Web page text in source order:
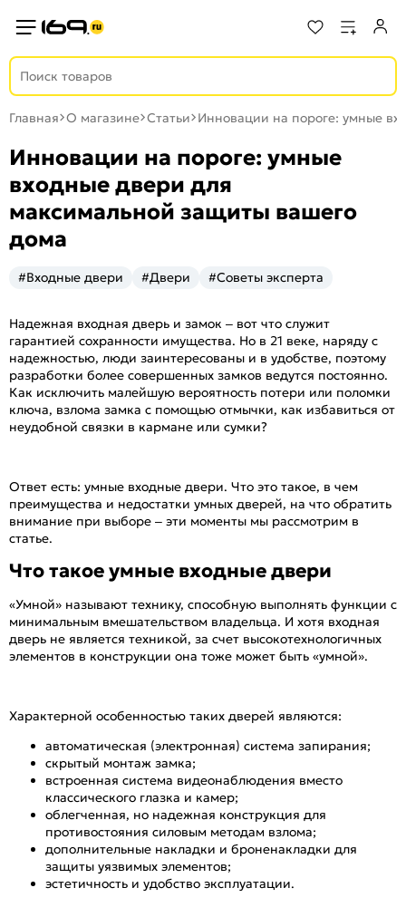
Главная О магазине Статьи Инновации на пороге: умные
Инновации на пороге: умные
входные двери для
максимальной защиты вашего
дома
#Входные двери #Двери #Советы эксперта
Надежная входная дверь и замок – вот что служит
гарантией сохранности имущества. Но в 21 веке, наряду с
надежностью, люди заинтересованы и в удобстве, поэтому
разработки более совершенных замков ведутся постоянно.
Как исключить малейшую вероятность потери или поломки
ключа, взлома замка с помощью отмычки, как избавиться от
неудобной связки в кармане или сумки?
Ответ есть: умные входные двери. Что это такое, в чем
преимущества и недостатки умных дверей, на что обратить
внимание при выборе – эти моменты мы рассмотрим в
статье.
Что такое умные входные двери
«Умной» называют технику, способную выполнять функции с
минимальным вмешательством владельца. И хотя входная
дверь не является техникой, за счет высокотехнологичных
элементов в конструкции она тоже может быть «умной».
Характерной особенностью таких дверей являются:
автоматическая (электронная) система запирания;
скрытый монтаж замка;
встроенная система видеонаблюдения вместо
классического глазка и камер;
облегченная, но надежная конструкция для
противостояния силовым методам взлома;
дополнительные накладки и броненакладки для
защиты уязвимых элементов;
эстетичность и удобство эксплуатации.